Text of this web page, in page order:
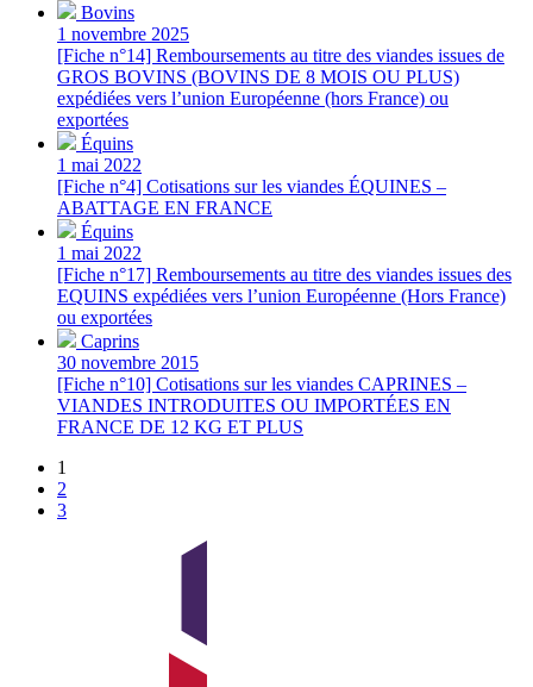
Bovins
1 novembre 2025
[Fiche n°14] Remboursements au titre des viandes issues de
GROS BOVINS (BOVINS DE 8 MOIS OU PLUS)
expédiées vers l’union Européenne (hors France) ou
exportées
Équins
1 mai 2022
[Fiche n°4] Cotisations sur les viandes ÉQUINES –
ABATTAGE EN FRANCE
Équins
1 mai 2022
[Fiche n°17] Remboursements au titre des viandes issues des
EQUINS expédiées vers l’union Européenne (Hors France)
ou exportées
Caprins
30 novembre 2015
[Fiche n°10] Cotisations sur les viandes CAPRINES –
VIANDES INTRODUITES OU IMPORTÉES EN
FRANCE DE 12 KG ET PLUS
1
2
3